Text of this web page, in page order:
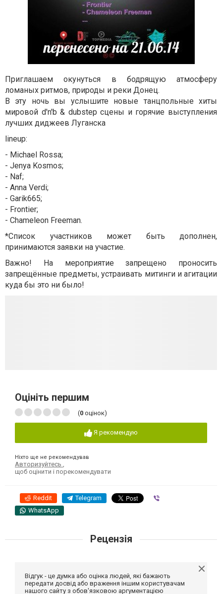
Приглашаем окунуться в бодрящую атмосферу
ломаных ритмов, природы и реки Донец.
В эту ночь вы услышите новые танцпольные хиты
мировой d'n'b & dubstep сцены и горячие выступления
лучших диджеев Луганска
lineup:
- Michael Rossa;
- Jenya Kosmos;
- Naf;
- Anna Verdi;
- Garik665;
- Frontier;
- Chameleon Freeman.
*Список участников может быть дополнен,
принимаются заявки на участие.
Важно! На мероприятие запрещено проносить
запрещённые предметы, устраивать митинги и агитации
куда бы это ни было!
Оцініть першим
(0 оцінок)
Я рекомендую
Ніхто ще не рекомендував
Авторизуйтесь
щоб оцінити і порекомендувати
Reddit Telegram
WhatsApp
Рецензія
Відгук - це думка або оцінка людей, які бажають
передати досвід або враження іншим користувачам
нашого сайту з обов'язковою аргументацією